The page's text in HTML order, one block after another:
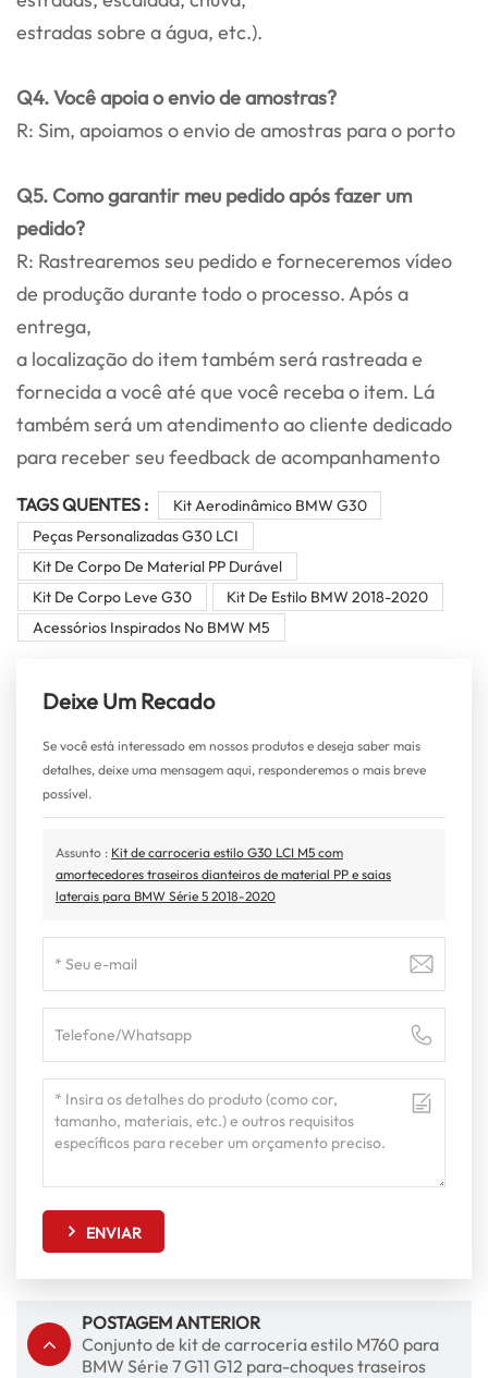
estradas sobre a água, etc.).
Q4. Você apoia o envio de amostras?
R: Sim, apoiamos o envio de amostras para o porto
Q5. Como garantir meu pedido após fazer um
pedido?
R: Rastrearemos seu pedido e forneceremos vídeo
de produção durante todo o processo. Após a
entrega,
a localização do item também será rastreada e
fornecida a você até que você receba o item. Lá
também será um atendimento ao cliente dedicado
para receber seu feedback de acompanhamento
TAGS QUENTES :
Kit Aerodinâmico BMW G30
Peças Personalizadas G30 LCI
Kit De Corpo De Material PP Durável
Kit De Corpo Leve G30
Kit De Estilo BMW 2018-2020
Acessórios Inspirados No BMW M5
Deixe Um Recado
Se você está interessado em nossos produtos e deseja saber mais
detalhes, deixe uma mensagem aqui, responderemos o mais breve
possível.
Assunto : Kit de carroceria estilo G30 LCI M5 com
amortecedores traseiros dianteiros de material PP e saias
laterais para BMW Série 5 2018-2020
ENVIAR
POSTAGEM ANTERIOR
Conjunto de kit de carroceria estilo M760 para
BMW Série 7 G11 G12 para-choques traseiros